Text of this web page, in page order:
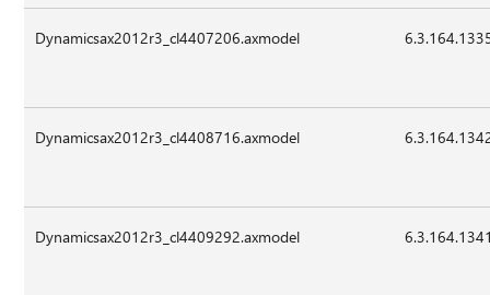
Dynamicsax2012r3_cl4407206.axmodel
Dynamicsax2012r3_cl4408716.axmodel
Dynamicsax2012r3_cl4409292.axmodel